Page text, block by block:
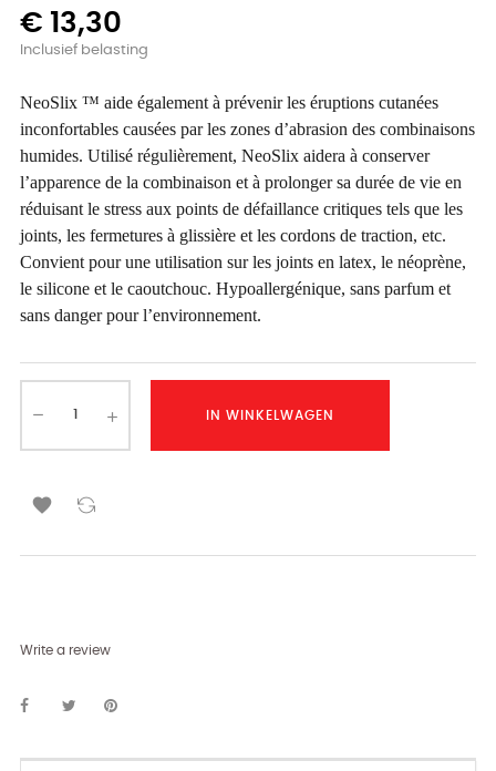
€ 13,30
Inclusief belasting
NeoSlix ™ aide également à prévenir les éruptions cutanées
inconfortables causées par les zones d’abrasion des combinaisons
humides. Utilisé régulièrement, NeoSlix aidera à conserver
l’apparence de la combinaison et à prolonger sa durée de vie en
réduisant le stress aux points de défaillance critiques tels que les
joints, les fermetures à glissière et les cordons de traction, etc.
Convient pour une utilisation sur les joints en latex, le néoprène,
le silicone et le caoutchouc. Hypoallergénique, sans parfum et
sans danger pour l’environnement.
IN WINKELWAGEN

Write a review